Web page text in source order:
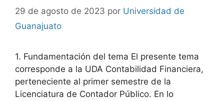
29 de agosto de 2023 por Universidad de
Guanajuato
1. Fundamentación del tema El presente tema
corresponde a la UDA Contabilidad Financiera,
perteneciente al primer semestre de la
Licenciatura de Contador Público. En lo